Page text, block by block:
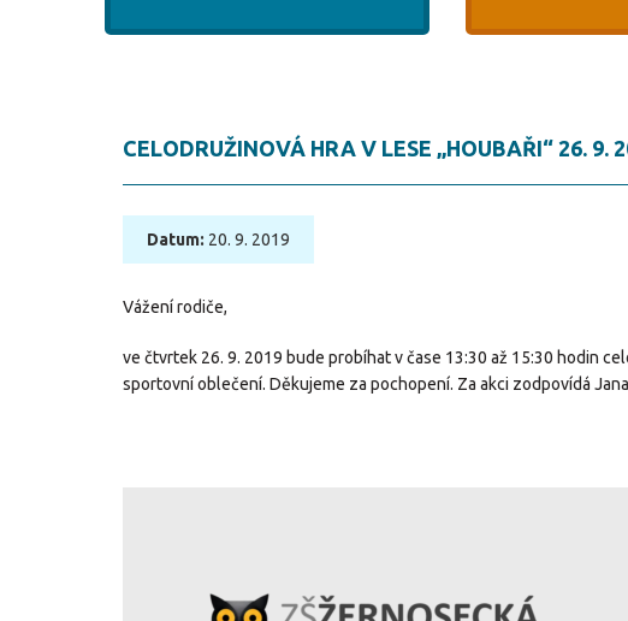
CELODRUŽINOVÁ HRA V LESE „HOUBAŘI“ 26. 9.
Datum: 20. 9. 2019
Vážení rodiče,
ve čtvrtek 26. 9. 2019 bude probíhat v čase 13:30 až 15:30 hodin
sportovní oblečení. Děkujeme za pochopení. Za akci zodpovídá